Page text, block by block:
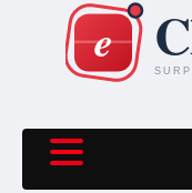
content